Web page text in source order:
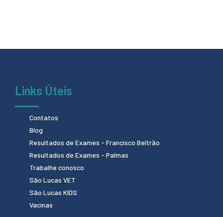
Links Úteis
Contatos
Blog
Resultados de Exames - Francisco Beltrão
Resultados de Exames - Palmas
Trabalhe conosco
São Lucas VET
São Lucas KIDS
Vacinas